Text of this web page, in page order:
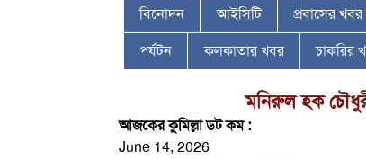
বিনোদন আইসিটি প্রবাসের খবর
পর্যটন কলকাতার খবর চাকরির
মনিরুল হক
আজকের কুমিল্লা ডট কম :
June 14, 2026